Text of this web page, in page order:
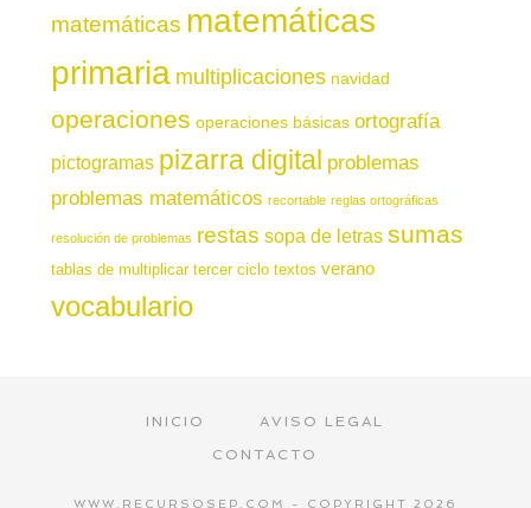
matemáticas matemáticas
primaria multiplicaciones navidad
operaciones operaciones básicas ortografía
pictogramas pizarra digital problemas
problemas matemáticos recortable reglas ortográficas
resolución de problemas restas sopa de letras sumas
tablas de multiplicar tercer ciclo textos verano
vocabulario
INICIO
AVISO LEGAL
CONTACTO
WWW.RECURSOSEP.COM - COPYRIGHT 2026